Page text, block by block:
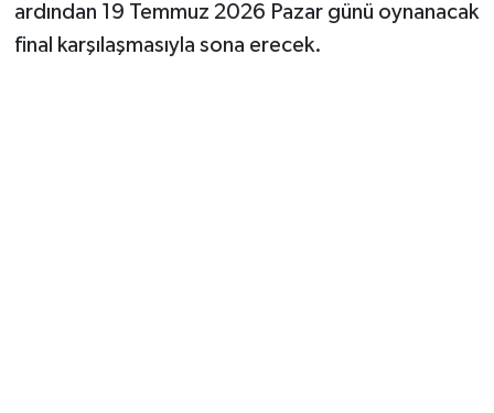
ardından 19 Temmuz 2026 Pazar günü oynanacak
final karşılaşmasıyla sona erecek.